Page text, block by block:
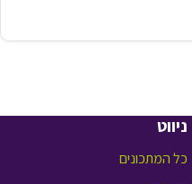
ניווט
כל המתכונים